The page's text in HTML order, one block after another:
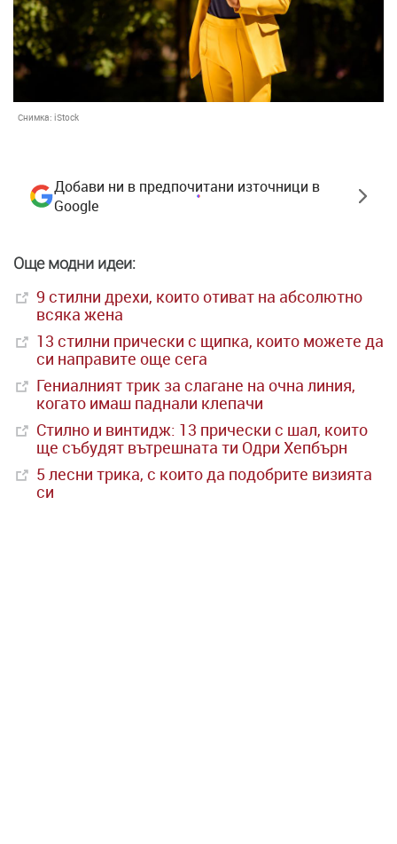
Снимка: iStock
Добави ни в предпочитани източници в
Google
Още модни идеи:
9 стилни дрехи, които отиват на абсолютно
всяка жена
13 стилни прически с щипка, които можете да
си направите още сега
Гениалният трик за слагане на очна линия,
когато имаш паднали клепачи
Стилно и винтидж: 13 прически с шал, които
ще събудят вътрешната ти Одри Хепбърн
5 лесни трика, с които да подобрите визията
си